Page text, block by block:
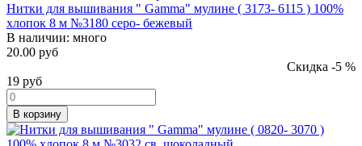
Нитки для вышивания " Gamma" мулине ( 3173- 6115 ) 100%
хлопок 8 м №3180 серо- бежевый
В наличии: много
20.00 руб
Скидка -5 %
19 руб
В корзину